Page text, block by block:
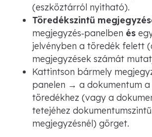
(eszköztárról nyitható).
Töredékszintű
megjegyzés‑panelben és
jelvényben a töredék felett
megjegyzések számát
Kattintson bármely
panelen → a dokumentum
töredékhez (vagy a
tetejéhez dokumentumszintű
megjegyzésnél) görget.